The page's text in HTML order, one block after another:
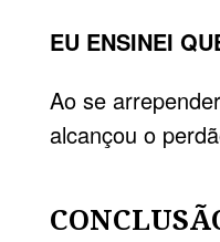
EU ENSINEI
Ao se
alcançou o